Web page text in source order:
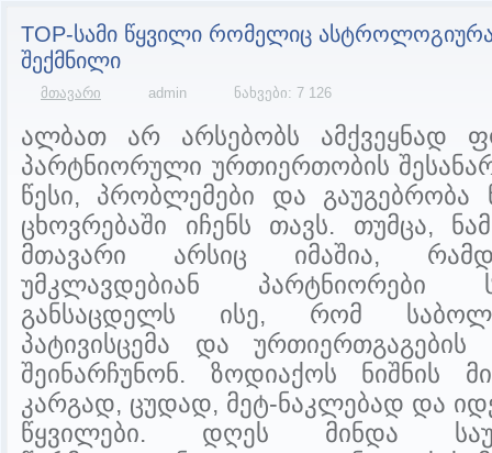
TOP-სამი წყვილი რომელიც
შექმნილი
მთავარი admin ნახვები: 7 126
ალბათ არ არსებობს ამქვეყნად
პარტნიორული ურთიერთობის
წესი, პრობლემები და გაუგებრობა
ცხოვრებაში იჩენს თავს. თუმცა,
მთავარი არსიც იმაშია,
უმკლავდებიან პარტნიორები
განსაცდელს ისე, რომ
პატივისცემა და
შეინარჩუნონ. ზოდიაქოს ნიშნის
კარგად, ცუდად, მეტ-ნაკლებად და
წყვილები. დღეს მინდა